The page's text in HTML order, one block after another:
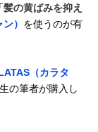
の黄ばみを抑え
） を使うのが有
（カラタ
の筆者が購入し